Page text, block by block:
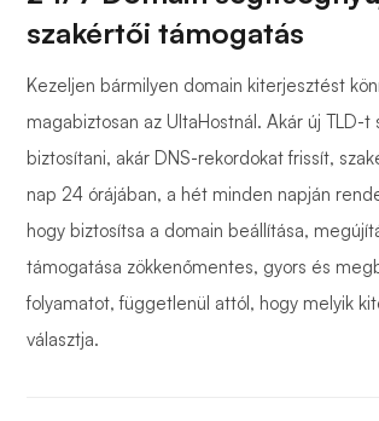
szakértői támogatás
Kezeljen bármilyen domain kiterjesztést
magabiztosan az UltaHostnál. Akár új TLD-t
biztosítani, akár DNS-rekordokat frissít,
nap 24 órájában, a hét minden napján
hogy biztosítsa a domain beállítása,
támogatása zökkenőmentes, gyors és
folyamatot, függetlenül attól, hogy melyik
választja.